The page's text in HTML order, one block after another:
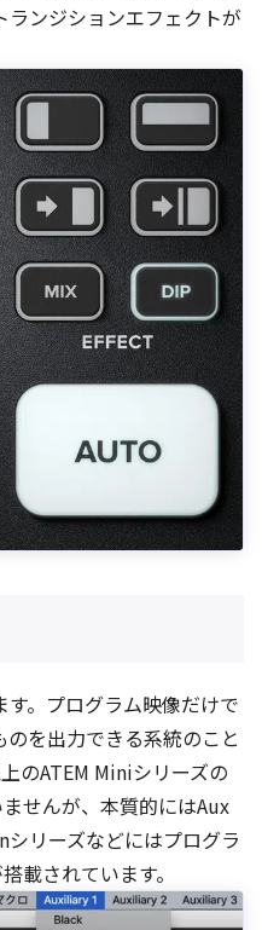
ンジションエフェクトが
。プログラム映像だけで
を出力できる系統のこと
のATEM Miniシリーズの
せんが、本質的にはAux
リーズなどにはプログラ
載されています。